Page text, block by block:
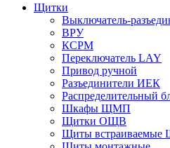
Щитки
Выключатель-
ВРУ
КСРМ
Переключатель LAY
Привод ручной
Разъединители ИЕК
Распределительный
Шкафы ЩМП
Щитки ОЩВ
Щиты встраиваемые